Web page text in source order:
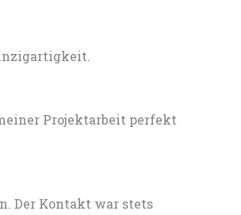
Projektarbeit perfekt
Der Kontakt war stets